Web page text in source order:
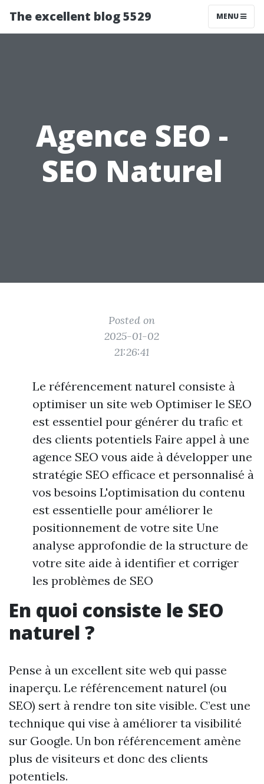
The excellent blog 5529 MENU
Agence SEO -
SEO Naturel
Posted on
2025-01-02
21:26:41
Le référencement naturel consiste à
optimiser un site web Optimiser le SEO
est essentiel pour générer du trafic et
des clients potentiels Faire appel à une
agence SEO vous aide à développer une
stratégie SEO efficace et personnalisé à
vos besoins L'optimisation du contenu
est essentielle pour améliorer le
positionnement de votre site Une
analyse approfondie de la structure de
votre site aide à identifier et corriger
les problèmes de SEO
En quoi consiste le SEO
naturel ?
Pense à un excellent site web qui passe
inaperçu. Le référencement naturel (ou
SEO) sert à rendre ton site visible. C’est une
technique qui vise à améliorer ta visibilité
sur Google. Un bon référencement amène
plus de visiteurs et donc des clients
potentiels.